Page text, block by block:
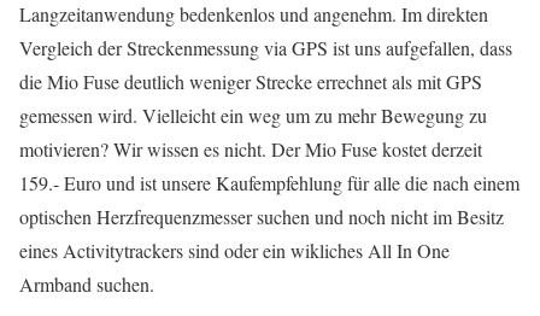
Langzeitanwendung bedenkenlos und angenehm. Im direkten
Vergleich der Streckenmessung via GPS ist uns aufgefallen, dass
die Mio Fuse deutlich weniger Strecke errechnet als mit GPS
gemessen wird. Vielleicht ein weg um zu mehr Bewegung zu
motivieren? Wir wissen es nicht. Der Mio Fuse kostet derzeit
159.- Euro und ist unsere Kaufempfehlung für alle die nach einem
optischen Herzfrequenzmesser suchen und noch nicht im Besitz
eines Activitytrackers sind oder ein wikliches All In One
Armband suchen.